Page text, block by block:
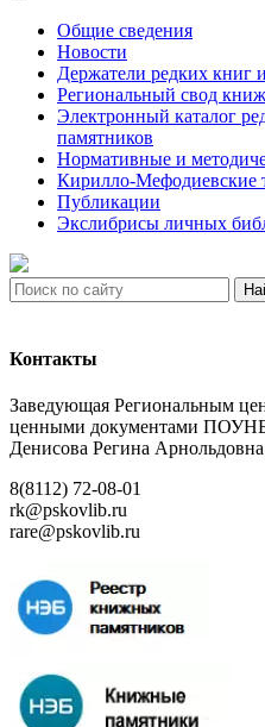
Общие сведения
Новости
Держатели редких книг
Региональный свод
Электронный каталог
памятников
Нормативные и
Кирилло-Мефодиевские
Публикации
Экслибрисы личных
Контакты
Заведующая Региональным
ценными документами
Денисова Регина Арнольдовна
8(8112) 72-08-01
rk@pskovlib.ru
rare@pskovlib.ru